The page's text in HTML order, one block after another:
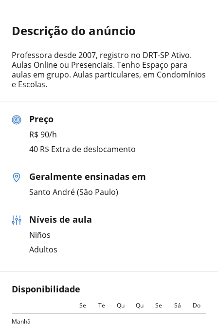
Preço
R$ 90/h
40 R$ Extra de deslocamento
Geralmente ensinadas em
Santo André (São Paulo)
Níveis de aula
Niños
Adultos
Disponibilidade
Se Te Qu Qu Se Sá
Do
Manhã
Descrição do anúncio
Professora desde 2007, registro no DRT-SP Ativo.
Aulas Online ou Presenciais. Tenho Espaço para
aulas em grupo. Aulas particulares, em Condomínios
e Escolas.